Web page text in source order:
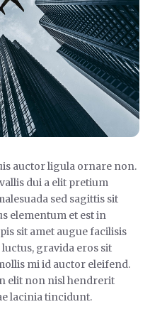
auctor ligula ornare non.
dui a elit pretium
sed sagittis sit
elementum et est in
sit amet augue facilisis
gravida eros sit
mi id auctor eleifend.
elit non nisl hendrerit
lacinia tincidunt.